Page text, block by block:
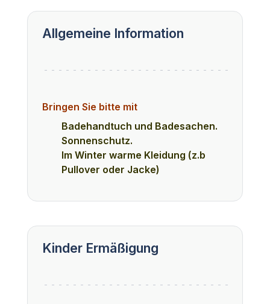
Allgemeine Information
Bringen Sie bitte mit
Badehandtuch und Badesachen.
Sonnenschutz.
Im Winter warme Kleidung (z.b
Pullover oder Jacke)
Kinder Ermäßigung